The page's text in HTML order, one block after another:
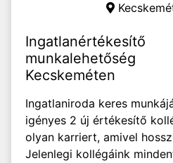
Ingatlanértékesítő
munkalehetőség
Kecskeméten
Ingatlaniroda keres
igényes 2 új értékesítő
olyan karriert, amivel
Jelenlegi kollégáink